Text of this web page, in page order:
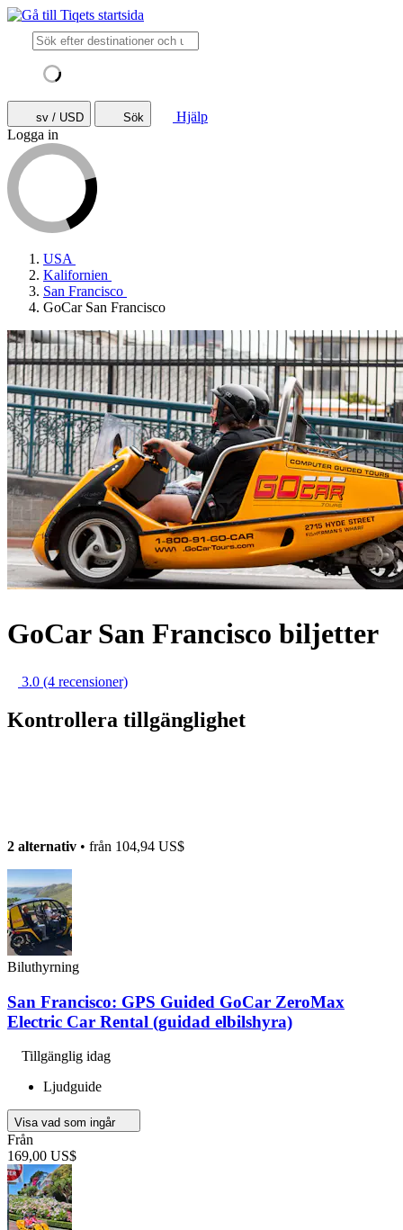
sv / USD Sök
Hjälp
Logga in
USA
Kalifornien
San Francisco
GoCar San Francisco
GoCar San Francisco biljetter
3.0 (4 recensioner)
Kontrollera tillgänglighet
2 alternativ • från 104,94 US$
Biluthyrning
San Francisco: GPS Guided GoCar ZeroMax
Electric Car Rental (guidad elbilshyra)
Tillgänglig idag
Ljudguide
Visa vad som ingår
Från
169,00 US$